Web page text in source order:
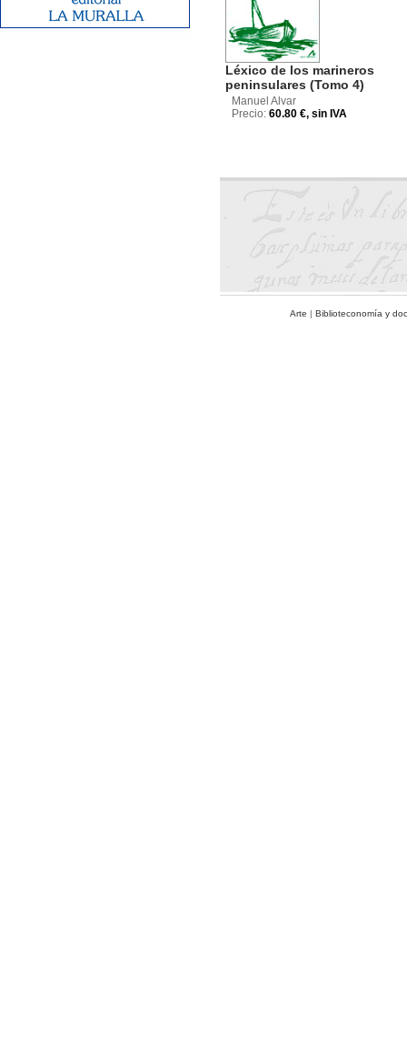
Léxico de los marineros
peninsulares (Tomo 4)
Manuel Alvar
Precio: 60.80 €, sin IVA
Arte | Biblioteconomía y